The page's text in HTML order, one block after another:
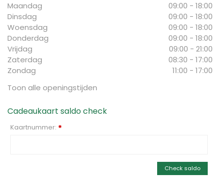
Maandag
09:00 - 18:00
Dinsdag
09:00 - 18:00
Woensdag
09:00 - 18:00
Donderdag
09:00 - 18:00
Vrijdag
09:00 - 21:00
Zaterdag
08:30 - 17:00
Zondag
11:00 - 17:00
Toon alle openingstijden
Cadeaukaart saldo check
Kaartnummer: *
Check saldo